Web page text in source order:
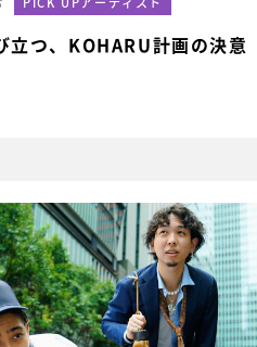
立つ、KOHARU計画の決意